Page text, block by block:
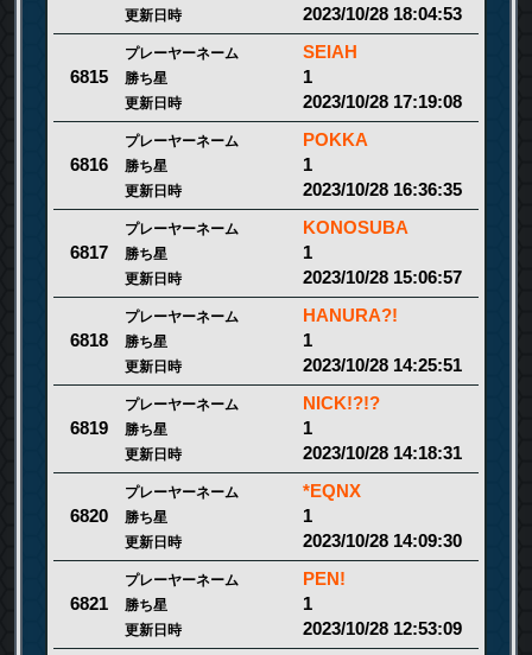
更新日時 2023/10/28 18:04:53
6815
プレーヤーネーム SEIAH
勝ち星 1
更新日時 2023/10/28 17:19:08
6816
プレーヤーネーム POKKA
勝ち星 1
更新日時 2023/10/28 16:36:35
6817
プレーヤーネーム KONOSUBA
勝ち星 1
更新日時 2023/10/28 15:06:57
6818
プレーヤーネーム HANURA?!
勝ち星 1
更新日時 2023/10/28 14:25:51
6819
プレーヤーネーム NICK!?!?
勝ち星 1
更新日時 2023/10/28 14:18:31
6820
プレーヤーネーム *EQNX
勝ち星 1
更新日時 2023/10/28 14:09:30
6821
プレーヤーネーム PEN!
勝ち星 1
更新日時 2023/10/28 12:53:09